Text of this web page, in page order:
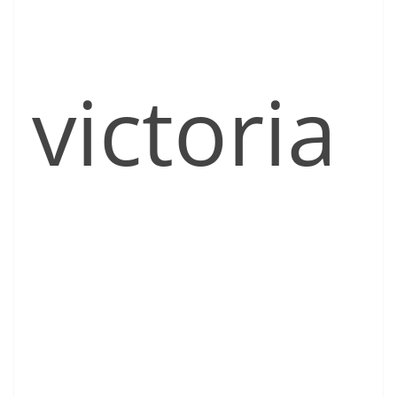
victoria